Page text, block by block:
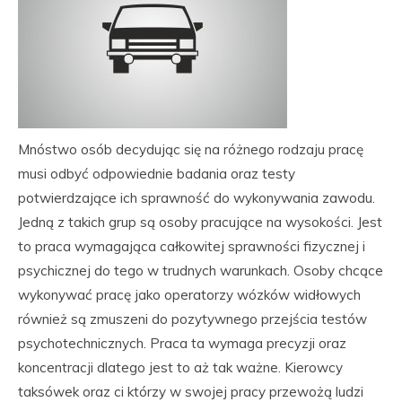
Mnóstwo osób decydując się na różnego rodzaju pracę
musi odbyć odpowiednie badania oraz testy
potwierdzające ich sprawność do wykonywania zawodu.
Jedną z takich grup są osoby pracujące na wysokości. Jest
to praca wymagająca całkowitej sprawności fizycznej i
psychicznej do tego w trudnych warunkach. Osoby chcące
wykonywać pracę jako operatorzy wózków widłowych
również są zmuszeni do pozytywnego przejścia testów
psychotechnicznych. Praca ta wymaga precyzji oraz
koncentracji dlatego jest to aż tak ważne. Kierowcy
taksówek oraz ci którzy w swojej pracy przewożą ludzi